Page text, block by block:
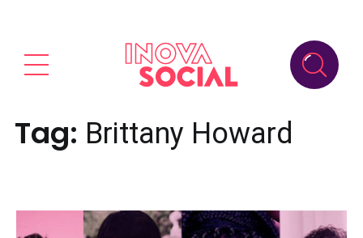
Tag: Brittany Howard